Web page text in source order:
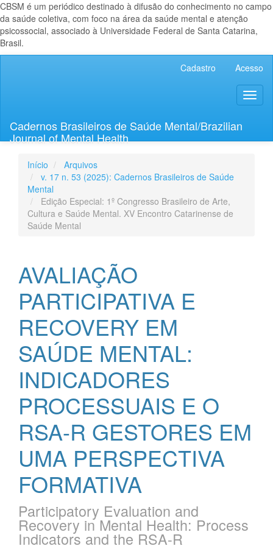
CBSM é um periódico destinado à difusão do conhecimento no campo
da saúde coletiva, com foco na área da saúde mental e atenção
psicossocial, associado à Universidade Federal de Santa Catarina,
Brasil.
Lateral
Cadastro Acesso
Cadernos Brasileiros de Saúde Mental/Brazilian
Journal of Mental Health
Início
Arquivos
v. 17 n. 53 (2025): Cadernos Brasileiros de Saúde
Mental
Edição Especial: 1º Congresso Brasileiro de Arte,
Cultura e Saúde Mental. XV Encontro Catarinense de
Saúde Mental
AVALIAÇÃO
PARTICIPATIVA E
RECOVERY EM
SAÚDE MENTAL:
INDICADORES
PROCESSUAIS E O
RSA-R GESTORES EM
UMA PERSPECTIVA
FORMATIVA
Participatory Evaluation and
Recovery in Mental Health: Process
Indicators and the RSA-R